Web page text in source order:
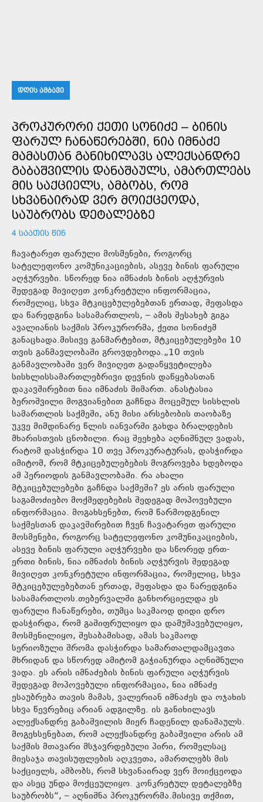
ᲓᲦᲘᲡ ᲐᲛᲑᲐᲕᲘ
ᲞᲠᲝᲙᲣᲠᲝᲠᲘ ᲥᲔᲗᲘ ᲡᲝᲜᲘᲫᲔ – ᲑᲘᲜᲘᲡ
ᲤᲐᲠᲣᲚ ᲩᲐᲜᲐᲬᲔᲠᲔᲑᲨᲘ, ᲜᲘᲐ ᲘᲛᲜᲐᲫᲔ
ᲛᲐᲛᲐᲡᲗᲐᲜ ᲒᲐᲜᲘᲮᲘᲚᲐᲕᲡ ᲐᲚᲔᲥᲡᲐᲜᲓᲠᲔ
ᲒᲐᲑᲐᲨᲕᲘᲚᲘᲡ ᲓᲐᲜᲐᲨᲐᲣᲚᲡ, ᲐᲛᲐᲠᲗᲚᲔᲑᲡ
ᲛᲘᲡ ᲡᲐᲥᲪᲘᲔᲚᲡ, ᲐᲛᲑᲝᲑᲡ, ᲠᲝᲛ
ᲡᲮᲕᲐᲜᲐᲘᲠᲐᲓ ᲕᲔᲠ ᲛᲝᲘᲥᲪᲔᲝᲓᲐ,
ᲡᲐᲣᲑᲠᲝᲑᲡ ᲓᲔᲢᲐᲚᲔᲑᲖᲔ
4 ᲡᲐᲐᲗᲘᲡ ᲬᲘᲜ
ჩავატარეთ ფარული მოსმენები, როგორც
სატელეფონო კომუნიკაციების, ასევე ბინის ფარული
აღჭურვები. სწორედ ნია იმნაძის ბინის აღჭურვის
შედეგად მივიღეთ კონკრეტული ინფორმაცია,
რომელიც, სხვა მტკიცებულებებთან ერთად, შეფასდა
და წარედგინა სასამართლოს, – ამის შესახებ გიგა
ავალიანის საქმის პროკურორმა, ქეთი სონიძემ
განაცხადა.მისივე განმარტებით, მტკიცებულებები 10
თვის განმავლობაში გროვდებოდა.„10 თვის
განმავლობაში ვერ მივიღეთ გადაწყვეტილება
სისხლისსამართლებრივი დევნის დაწყებასთან
დაკავშირებით ნია იმნაძის მიმართ. ანასტასია
ბეროშვილი მოგვიანებით გაჩნდა მოცემულ სისხლის
სამართლის საქმეში, ანუ მისი არსებობის თაობაზე
უკვე მიმდინარე წლის იანვარში გახდა ბრალდების
მხარისთვის ცნობილი. რაც შეეხება აღნიშნულ ვადას,
რატომ დასჭირდა 10 თვე პროკურატურას, დასჭირდა
იმიტომ, რომ მტკიცებულებების მოგროვება ხდებოდა
ამ პერიოდის განმავლობაში. რა ახალი
მტკიცებულებები გაჩნდა საქმეში? ეს არის ფარული
საგამოძიებო მოქმედებების შედეგად მოპოვებული
ინფორმაცია. მოგახსენებთ, რომ წარმოდგენილ
საქმესთან დაკავშირებით ჩვენ ჩავატარეთ ფარული
მოსმენები, როგორც სატელეფონო კომუნიკაციების,
ასევე ბინის ფარული აღჭურვები და სწორედ ერთ-
ერთი ბინის, ნია იმნაძის ბინის აღჭურვის შედეგად
მივიღეთ კონკრეტული ინფორმაცია, რომელიც, სხვა
მტკიცებულებებთან ერთად, შეფასდა და წარედგინა
სასამართლოს.თებერვალში განხორციელდა ეს
ფარული ჩანაწერები, თუმცა საკმაოდ დიდი დრო
დასჭირდა, რომ გაშიფრულიყო და დამუშავებულიყო,
მოსმენილიყო, შესაბამისად, ამას საკმაოდ
სერიოზული შრომა დასჭირდა სამართალდამცავთა
მხრიდან და სწორედ ამიტომ გაჭიანურდა აღნიშნული
ვადა. ეს არის იმნაძების ბინის ფარული აღჭურვის
შედეგად მოპოვებული ინფორმაცია, ნია იმნაძე
ესაუბრება თავის მამას, ვალერიან იმნაძეს და ოჯახის
სხვა წევრებიც არიან ადგილზე. ის განიხილავს
ალექსანდრე გაბაშვილის მიერ ჩადენილ დანაშაულს.
მოგეხსენებათ, რომ ალექსანდრე გაბაშვილი არის ამ
საქმის მთავარი მსჯავრდებული პირი, რომელსაც
მიესაჯა თავისუფლების აღკვეთა, ამართლებს მის
საქციელს, ამბობს, რომ სხვანაირად ვერ მოიქცეოდა
და ასეც უნდა მოქცეულიყო. კონკრეტულ დეტალებზე
საუბრობს“, – აღნიშნა პროკურორმა.მისივე თქმით,